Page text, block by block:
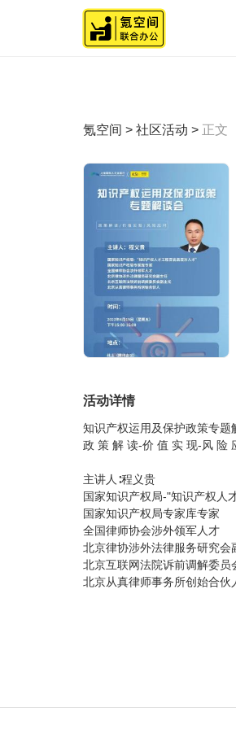
氪空间 > 社区活动 > 正文
活动详情
知识产权运用及保护政策专题
政 策 解 读-价 值 实 现-风 险
主讲人∶程义贵
国家知识产权局-"知识产权人
国家知识产权局专家库专家
全国律师协会涉外领军人才
北京律协涉外法律服务研究会
北京互联网法院诉前调解委员
北京从真律师事务所创始合伙